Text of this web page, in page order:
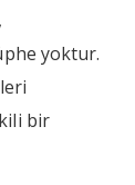
yoktur.
bir